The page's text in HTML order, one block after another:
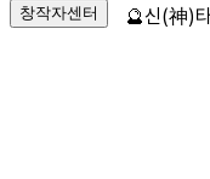
창작자센터 🔮신(神)